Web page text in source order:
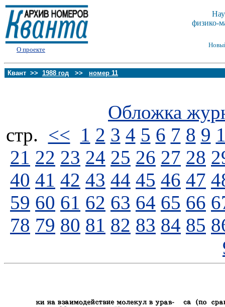
О проекте
физико-
Квант >> 1988 год >> номер 11
Обложка
стp. << 1 2 3 4 5 6 7 8 9
21 22 23 24 25 26 27 28
40 41 42 43 44 45 46 47
59 60 61 62 63 64 65 66
78 79 80 81 82 83 84 85